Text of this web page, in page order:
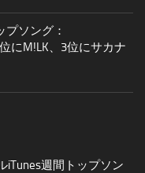
プソング：
にM!LK、3位にサカナ
週間トップソン